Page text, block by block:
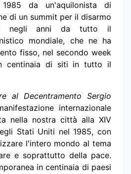
da un'aquilonista di
di un summit per il disarmo
negli anni da tutto il
mondiale, che ne ha
fisso, nel secondo week
centinaia di siti in tutto il
al Decentramento Sergio
internazionale
nella nostra città alla XIV
Stati Uniti nel 1985, con
l'intero mondo al tema
e soprattutto della pace.
in centinaia di paesi